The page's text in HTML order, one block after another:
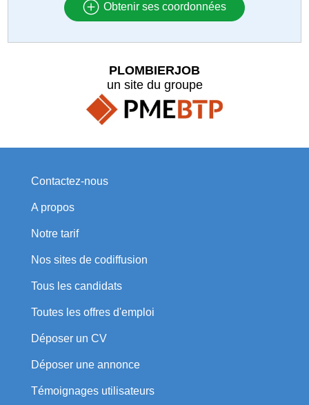
Obtenir ses coordonnées
PLOMBIERJOB
un site du groupe
Contactez-nous
A propos
Notre tarif
Nos sites de codiffusion
Tous les candidats
Toutes les offres d'emploi
Déposer un CV
Déposer une annonce
Témoignages utilisateurs